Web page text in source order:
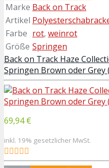
Marke Back on Track
Artikel
Farbe rot, weinrot
Größe Springen
Back on Track Haze
Springen Brown oder Grey
69,94 €
inkl. 19% gesetzlicher MwSt.